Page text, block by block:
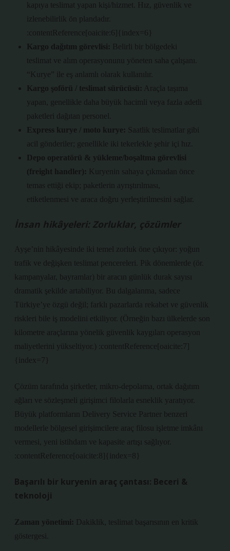
kapıya teslimat yapan kişi/hizmet. Hız, güvenlik ve
izlenebilirlik ön plandadır.
:contentReference[oaicite:6]{index=6}
Kargo dağıtım görevlisi: Belirli bir bölgedeki
teslimat ve alım operasyonunu yöneten saha çalışanı.
“Kurye” ile eş anlamlı olarak kullanılır.
Kargo şoförü / teslimat sürücüsü: Araçla taşıma
yapan, genellikle daha büyük hacimli veya fazla adetli
paketleri dağıtan personel.
Express kurye / moto kurye: Saatlik teslimatlar gibi
acil gönderiler; genellikle iki tekerlekle şehir içi hız.
Depo operatörü & yükleme/boşaltma görevlisi
(freight handler): Kuryenin sahaya çıkmadan önce
temas ettiği ekip; paketlerin ayrıştırılması,
etiketlenmesi ve araca doğru yerleştirilmesini sağlar.
İnsan hikâyeleri: Zorluklar, çözümler
Ayşe’nin hikâyesinde iki temel zorluk öne çıkıyor: yoğun
trafik ve değişken teslimat pencereleri. Pik dönemlerde (ör.
kampanyalar, bayramlar) bir aracın günlük durak sayısı
dramatik şekilde artabiliyor. Bu dalgalanma, sadece
Türkiye’ye özgü değil; farklı pazarlarda rekabet ve güvenlik
riskleri bile iş modelini etkiliyor. (Örneğin bazı ülkelerde son
kilometre araçlarına yönelik güvenlik kaygıları operasyon
maliyetlerini yükseltiyor.) :contentReference[oaicite:7]
{index=7}
Çözüm tarafında şirketler, mikro-depolama, ortak dağıtım
ağları ve sözleşmeli girişimci filolarla esneklik yaratıyor.
Büyük platformların Delivery Service Partner benzeri
modellerle bölgesel girişimcilere araç filosu işletme imkânı
vermesi, yeni istihdam ve kapasite artışı sağlıyor.
:contentReference[oaicite:8]{index=8}
Başarılı bir kuryenin araç çantası: Beceri &
teknoloji
Zaman yönetimi: Dakiklik, teslimat başarısının en kritik
göstergesi.